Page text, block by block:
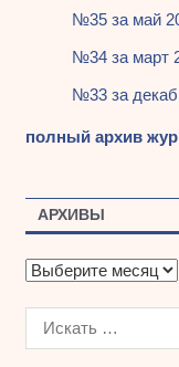
№35 за май
№34 за март
№33 за
полный архив
АРХИВЫ
А
х